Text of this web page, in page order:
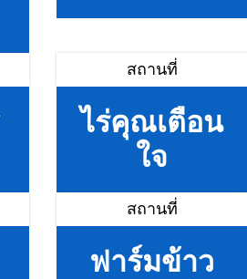
สถานที่
ไร่คุณเตือน
ใจ
สถานที่
ฟาร์มข้าว